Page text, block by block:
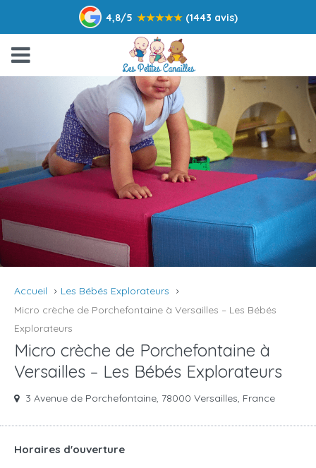
4,8/5 ★★★★★ (1443 avis)
Accueil
Les Bébés Explorateurs
Micro crèche de Porchefontaine à Versailles – Les Bébés
Explorateurs
Micro crèche de Porchefontaine à
Versailles – Les Bébés Explorateurs
3 Avenue de Porchefontaine, 78000 Versailles, France
Horaires d'ouverture